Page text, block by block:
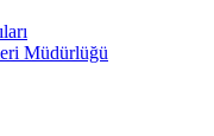
Müdürlüğü